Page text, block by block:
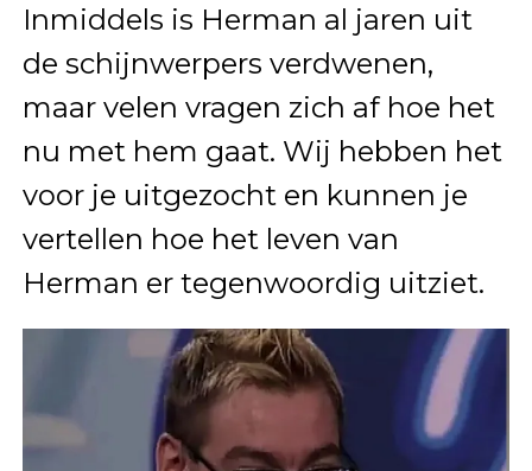
Inmiddels is Herman al jaren uit
de schijnwerpers verdwenen,
maar velen vragen zich af hoe het
nu met hem gaat. Wij hebben het
voor je uitgezocht en kunnen je
vertellen hoe het leven van
Herman er tegenwoordig uitziet.